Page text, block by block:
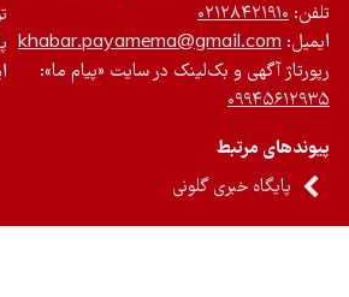
۰۲۱۲۸۴۲۱۹۱۰
khabar.payamema@gmail.com
آگهی و بک‌لینک در سایت «پیام ما»:
مرتبط
پایگاه خبری گلونی
توسعۀ
پایدار
ایران